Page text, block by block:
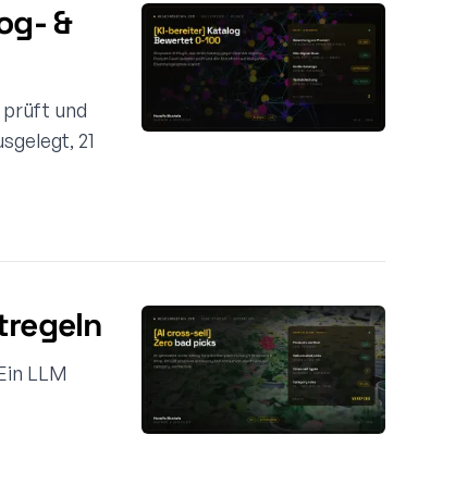
&
prüft und
21
LLM